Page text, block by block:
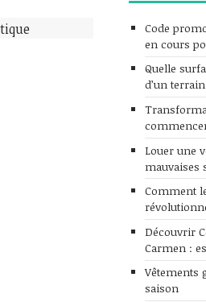
Code
en cours
Quelle
d’un
Louer une
mauvaises
Comment
Découvrir
Carmen :
Vêtements
saison